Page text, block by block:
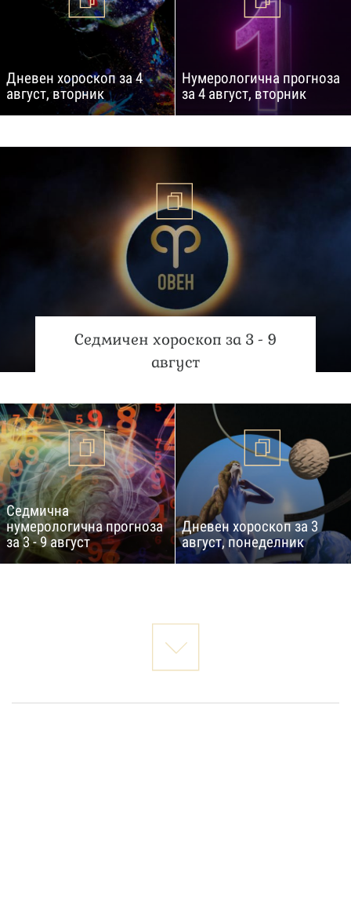
Дневен хороскоп за 4
август, вторник
Нумерологична прогноза
за 4 август, вторник
Седмичен хороскоп за 3 - 9
август
Седмична
нумерологична прогноза
за 3 - 9 август
Дневен хороскоп за 3
август, понеделник